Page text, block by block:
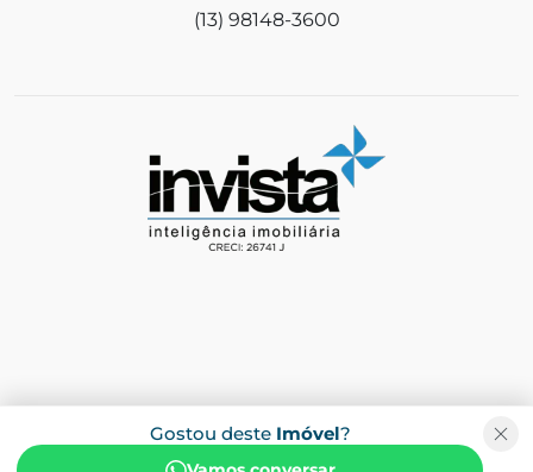
Gostou deste Imóvel?
(13) 98148-3600